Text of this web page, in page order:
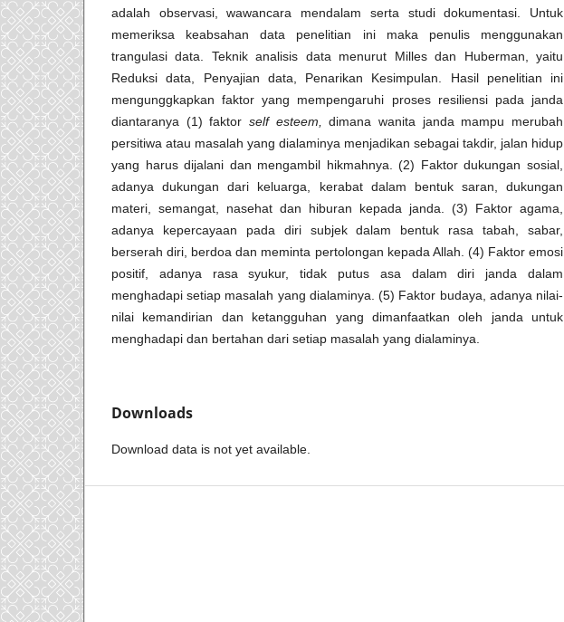
adalah observasi, wawancara mendalam serta studi dokumentasi. Untuk
memeriksa keabsahan data penelitian ini maka penulis menggunakan
trangulasi data. Teknik analisis data menurut Milles dan Huberman, yaitu
Reduksi data, Penyajian data, Penarikan Kesimpulan. Hasil penelitian ini
mengunggkapkan faktor yang mempengaruhi proses resiliensi pada janda
diantaranya (1) faktor self esteem, dimana wanita janda mampu merubah
persitiwa atau masalah yang dialaminya menjadikan sebagai takdir, jalan hidup
yang harus dijalani dan mengambil hikmahnya. (2) Faktor dukungan sosial,
adanya dukungan dari keluarga, kerabat dalam bentuk saran, dukungan
materi, semangat, nasehat dan hiburan kepada janda. (3) Faktor agama,
adanya kepercayaan pada diri subjek dalam bentuk rasa tabah, sabar,
berserah diri, berdoa dan meminta pertolongan kepada Allah. (4) Faktor emosi
positif, adanya rasa syukur, tidak putus asa dalam diri janda dalam
menghadapi setiap masalah yang dialaminya. (5) Faktor budaya, adanya nilai-
nilai kemandirian dan ketangguhan yang dimanfaatkan oleh janda untuk
menghadapi dan bertahan dari setiap masalah yang dialaminya.
Downloads
Download data is not yet available.